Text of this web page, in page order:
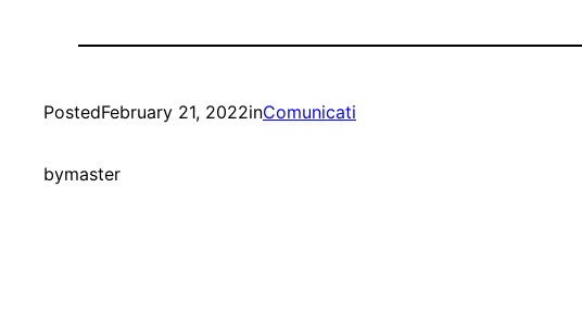
PostedFebruary 21, 2022inComunicati
bymaster